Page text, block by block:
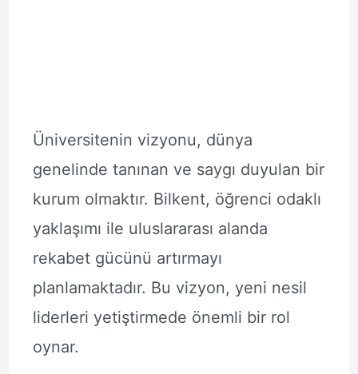
Üniversitenin vizyonu, dünya
genelinde tanınan ve saygı duyulan bir
kurum olmaktır. Bilkent, öğrenci odaklı
yaklaşımı ile uluslararası alanda
rekabet gücünü artırmayı
planlamaktadır. Bu vizyon, yeni nesil
liderleri yetiştirmede önemli bir rol
oynar.